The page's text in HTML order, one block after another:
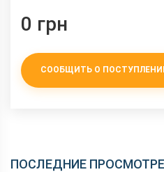
0 грн
СООБЩИТЬ О
ПОСЛЕДНИЕ